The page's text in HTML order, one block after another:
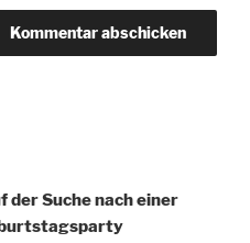
der Suche nach einer